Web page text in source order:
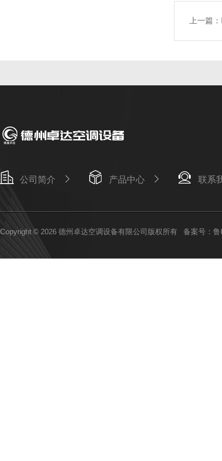
上一篇：
公司简介 产品中心 联系
Copyright © 2026 德州卓达空调设备有限公司版权所有 备案号：